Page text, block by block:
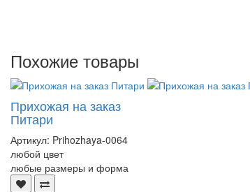
Похожие товары
Прихожая на заказ
Питари
Артикул: Prihozhaya-0064
любой цвет
любые размеры и форма